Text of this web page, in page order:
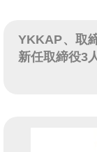
YKKAP、取
新任取締役3